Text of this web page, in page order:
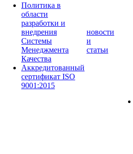
Политика в
области
разработки и
внедрения
Системы
Менеджмента
Качества
Аккредитованный
сертификат ISO
9001:2015
новости
и
статьи